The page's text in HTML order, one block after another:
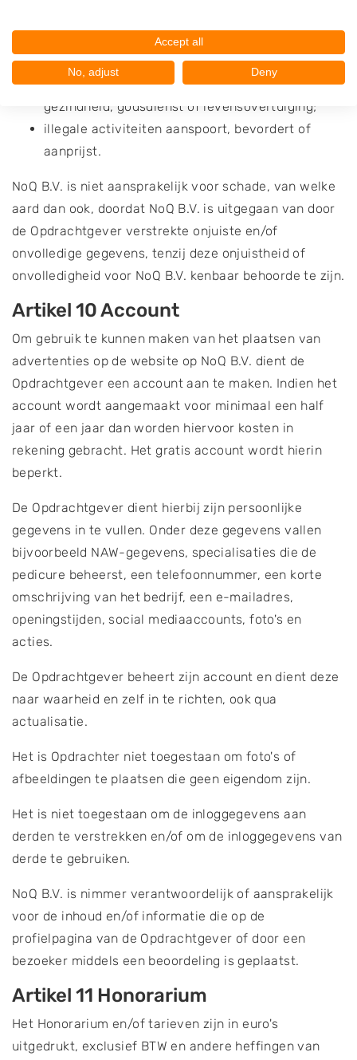
een gewelddadig karakter heeft of verwijst naar
een locatie met een gewelddadige inhoud;
discrimineert naar ras, geslacht, politieke
gezindheid, godsdienst of levensovertuiging;
illegale activiteiten aanspoort, bevordert of
aanprijst.
NoQ B.V. is niet aansprakelijk voor schade, van welke
aard dan ook, doordat NoQ B.V. is uitgegaan van door
de Opdrachtgever verstrekte onjuiste en/of
onvolledige gegevens, tenzij deze onjuistheid of
onvolledigheid voor NoQ B.V. kenbaar behoorde te zijn.
Artikel 10 Account
Om gebruik te kunnen maken van het plaatsen van
advertenties op de website op NoQ B.V. dient de
Opdrachtgever een account aan te maken. Indien het
account wordt aangemaakt voor minimaal een half
jaar of een jaar dan worden hiervoor kosten in
rekening gebracht. Het gratis account wordt hierin
beperkt.
De Opdrachtgever dient hierbij zijn persoonlijke
gegevens in te vullen. Onder deze gegevens vallen
bijvoorbeeld NAW-gegevens, specialisaties die de
pedicure beheerst, een telefoonnummer, een korte
omschrijving van het bedrijf, een e-mailadres,
openingstijden, social mediaaccounts, foto's en
acties.
De Opdrachtgever beheert zijn account en dient deze
naar waarheid en zelf in te richten, ook qua
actualisatie.
Het is Opdrachter niet toegestaan om foto's of
afbeeldingen te plaatsen die geen eigendom zijn.
Het is niet toegestaan om de inloggegevens aan
derden te verstrekken en/of om de inloggegevens van
derde te gebruiken.
NoQ B.V. is nimmer verantwoordelijk of aansprakelijk
voor de inhoud en/of informatie die op de
profielpagina van de Opdrachtgever of door een
bezoeker middels een beoordeling is geplaatst.
Artikel 11 Honorarium
Het Honorarium en/of tarieven zijn in euro's
uitgedrukt, exclusief BTW en andere heffingen van
Accept all
No, adjust Deny